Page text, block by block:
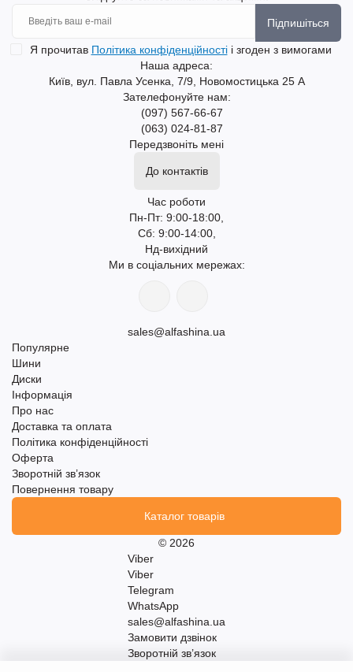
Підпишіться
Я прочитав Політика конфіденційностіі згоден з вимогами
Наша адреса:
Київ, вул. Павла Усенка, 7/9, Новомостицька 25 А
Зателефонуйте нам:
(097) 567-66-67
(063) 024-81-87
Передзвоніть мені
До контактів
Час роботи
Пн-Пт: 9:00-18:00,
Сб: 9:00-14:00,
Нд-вихідний
Ми в соціальних мережах:
sales@alfashina.ua
Популярне
Шини
Диски
Інформація
Про нас
Доставка та оплата
Політика конфіденційності
Оферта
Зворотній зв’язок
Повернення товару
Каталог товарів
© 2026
Viber
Viber
Telegram
WhatsApp
sales@alfashina.ua
Замовити дзвінок
Зворотній зв’язок